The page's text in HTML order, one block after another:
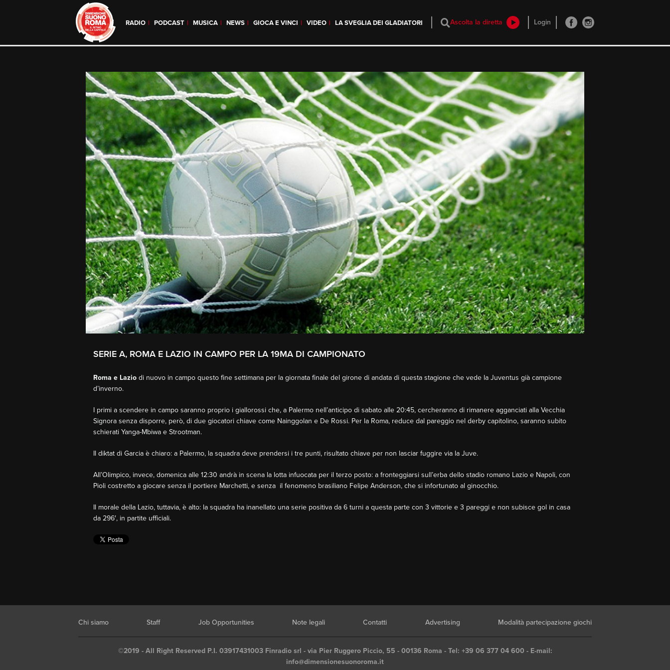
RADIO PODCAST MUSICA NEWS GIOCA E VINCI VIDEO LA SVEGLIA DEI GLADIATORI Ascolta la diretta Login
SERIE A, ROMA E LAZIO IN CAMPO PER LA 19MA DI CAMPIONATO
Roma e Lazio di nuovo in campo questo fine settimana per la giornata finale del girone di andata di questa stagione che vede la Juventus già campione
d’inverno.
I primi a scendere in campo saranno proprio i giallorossi che, a Palermo nell’anticipo di sabato alle 20:45, cercheranno di rimanere agganciati alla Vecchia
Signora senza disporre, però, di due giocatori chiave come Nainggolan e De Rossi. Per la Roma, reduce dal pareggio nel derby capitolino, saranno subito
schierati Yanga-Mbiwa e Strootman.
Il diktat di Garcia è chiaro: a Palermo, la squadra deve prendersi i tre punti, risultato chiave per non lasciar fuggire via la Juve.
All’Olimpico, invece, domenica alle 12:30 andrà in scena la lotta infuocata per il terzo posto: a fronteggiarsi sull’erba dello stadio romano Lazio e Napoli, con
Pioli costretto a giocare senza il portiere Marchetti, e senza il fenomeno brasiliano Felipe Anderson, che si infortunato al ginocchio.
Il morale della Lazio, tuttavia, è alto: la squadra ha inanellato una serie positiva da 6 turni a questa parte con 3 vittorie e 3 pareggi e non subisce gol in casa
da 296′, in partite ufficiali.
Chi siamo Staff Job Opportunities Note legali Contatti Advertising Modalità partecipazione giochi
©2019 - All Right Reserved P.I. 03917431003 Finradio srl - via Pier Ruggero Piccio, 55 - 00136 Roma - Tel: +39 06 377 04 600 - E-mail:
info@dimensionesuonoroma.it